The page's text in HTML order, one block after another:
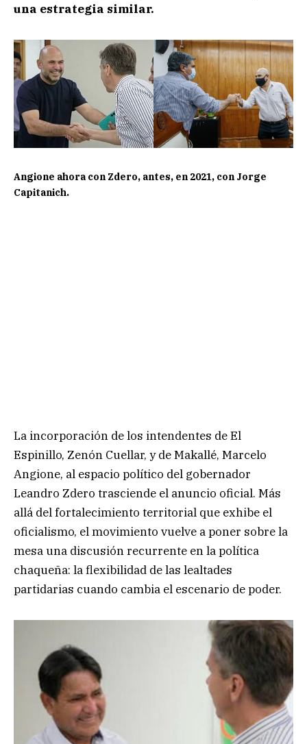
una estrategia similar.
Angione ahora con Zdero, antes, en 2021, con Jorge
Capitanich.
La incorporación de los intendentes de El
Espinillo, Zenón Cuellar, y de Makallé, Marcelo
Angione, al espacio político del gobernador
Leandro Zdero trasciende el anuncio oficial. Más
allá del fortalecimiento territorial que exhibe el
oficialismo, el movimiento vuelve a poner sobre la
mesa una discusión recurrente en la política
chaqueña: la flexibilidad de las lealtades
partidarias cuando cambia el escenario de poder.